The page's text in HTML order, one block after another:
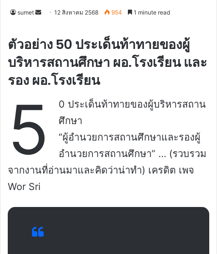
sumet
Send12 สิงหาคม 2568 954 1 minute read
ตัวอย่าง 50 ประเด็นท้าทายของผู้
บริหารสถานศึกษา ผอ.โรงเรียน และ
รอง ผอ.โรงเรียน
5
0 ประเด็นท้าทายของผู้บริหารสถาน
ศึกษา
“ผู้อำนวยการสถานศึกษาและรองผู้
อำนวยการสถานศึกษา” … (รวบรวม
จากงานที่อ่านมาและคิดว่าน่าทำ) เครดิต เพจ
Wor Sri